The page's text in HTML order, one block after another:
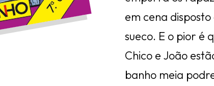
em cena
sueco. E o pior é
Chico e João
banho meia